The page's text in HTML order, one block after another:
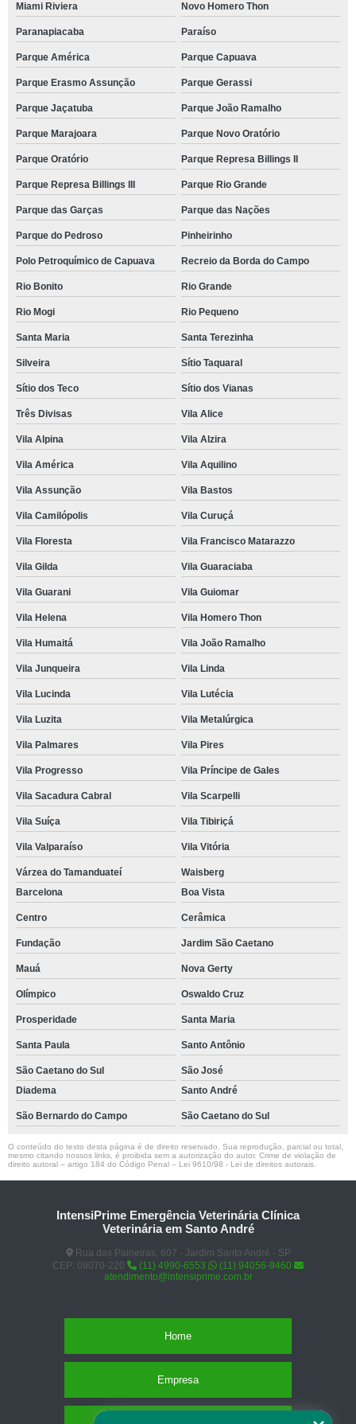
Miami Riviera Novo Homero Thon
Paranapiacaba Paraíso
Parque América Parque Capuava
Parque Erasmo Assunção Parque Gerassi
Parque Jaçatuba Parque João Ramalho
Parque Marajoara Parque Novo Oratório
Parque Oratório Parque Represa Billings II
Parque Represa Billings III Parque Rio Grande
Parque das Garças Parque das Nações
Parque do Pedroso Pinheirinho
Polo Petroquímico de Capuava Recreio da Borda do Campo
Rio Bonito Rio Grande
Rio Mogi Rio Pequeno
Santa Maria Santa Terezinha
Silveira Sítio Taquaral
Sítio dos Teco Sítio dos Vianas
Três Divisas Vila Alice
Vila Alpina Vila Alzira
Vila América Vila Aquilino
Vila Assunção Vila Bastos
Vila Camilópolis Vila Curuçá
Vila Floresta Vila Francisco Matarazzo
Vila Gilda Vila Guaraciaba
Vila Guarani Vila Guiomar
Vila Helena Vila Homero Thon
Vila Humaitá Vila João Ramalho
Vila Junqueira Vila Linda
Vila Lucinda Vila Lutécia
Vila Luzita Vila Metalúrgica
Vila Palmares Vila Pires
Vila Progresso Vila Príncipe de Gales
Vila Sacadura Cabral Vila Scarpelli
Vila Suíça Vila Tibiriçá
Vila Valparaíso Vila Vitória
Várzea do Tamanduateí
Waisberg
Barcelona
Boa Vista
Centro Cerâmica
Fundação Jardim São Caetano
Mauá Nova Gerty
Olímpico Oswaldo Cruz
Prosperidade Santa Maria
Santa Paula Santo Antônio
São Caetano do Sul
São José
Diadema
Santo André
São Bernardo do Campo São Caetano do Sul
O conteúdo do texto desta página é de direito reservado. Sua reprodução, parcial ou total,
mesmo citando nossos links, é proibida sem a autorização do autor. Crime de violação de
direito autoral – artigo 184 do Código Penal – Lei 9610/98 - Lei de direitos autorais
IntensiPrime Emergência Veterinária Clínica
Veterinária em Santo André
Rua das Paineiras, 607 - Jardim Santo André - SP
CEP: 09070-220
(11) 4990-6553
(11) 94056-9460
atendimento@intensiprime.com.br
Home
Empresa